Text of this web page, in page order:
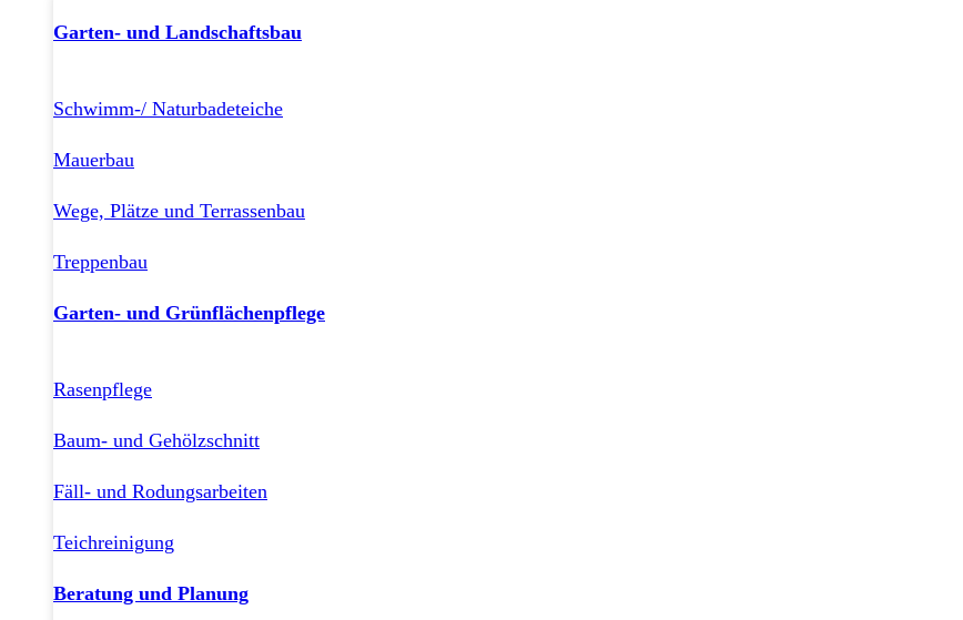
Garten- und Landschaftsbau
Schwimm-/ Naturbadeteiche
Mauerbau
Wege, Plätze und Terrassenbau
Treppenbau
Garten- und Grünflächenpflege
Rasenpflege
Baum- und Gehölzschnitt
Fäll- und Rodungsarbeiten
Teichreinigung
Beratung und Planung